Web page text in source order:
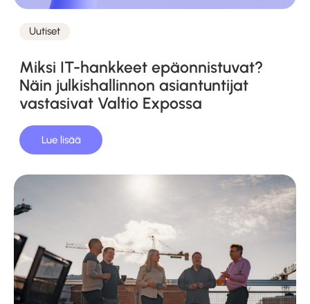
Uutiset
Miksi IT-hankkeet epäonnistuvat?
Näin julkishallinnon asiantuntijat
vastasivat Valtio Expossa
Lue lisää